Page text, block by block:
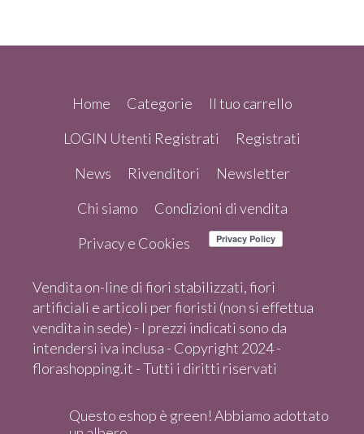
Home Categorie
Il tuo carrello
LOGIN Utenti Registrati
Registrati
News
Rivenditori
Newsletter
Chi siamo
Condizioni di vendita
Privacy e Cookies
Vendita on-line di fiori stabilizzati, fiori
artificiali e articoli per fioristi (non si effettua
vendita in sede) - I prezzi indicati sono da
intendersi iva inclusa - Copyright 2024 -
florashopping.it - Tutti i diritti riservati
Questo eshop è green! Abbiamo adottato